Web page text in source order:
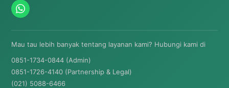
Mau tau lebih banyak tentang layanan kami? Hubungi kami di
0851-1734-0844 (Admin)
0851-1726-4140 (Partnership & Legal)
(021) 5088-6466